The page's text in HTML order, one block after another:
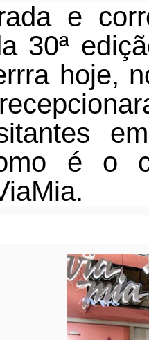
e
30ª
hoje,
é o